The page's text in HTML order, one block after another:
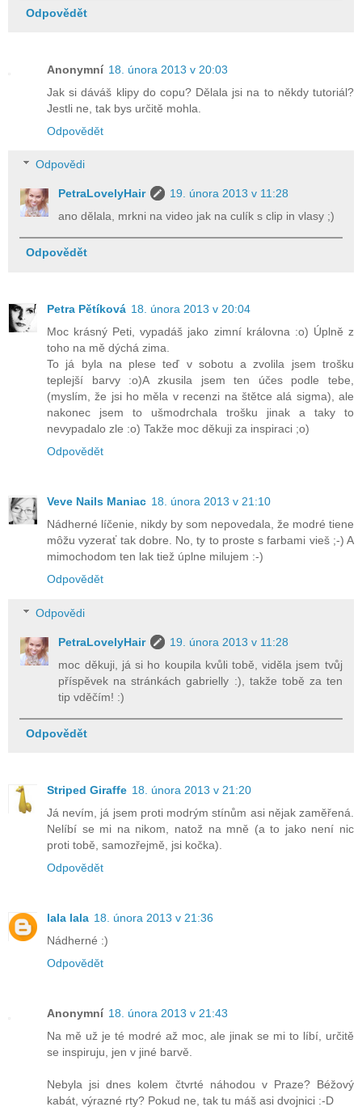
Odpovědět
Anonymní 18. února 2013 v 20:03
Jak si dáváš klipy do copu? Dělala jsi na to někdy tutoriál?
Jestli ne, tak bys určitě mohla.
Odpovědět
Odpovědi
PetraLovelyHair
19. února 2013 v 11:28
ano dělala, mrkni na video jak na culík s clip in vlasy ;)
Odpovědět
Petra Pětíková 18. února 2013 v 20:04
Moc krásný Peti, vypadáš jako zimní královna :o) Úplně z
toho na mě dýchá zima.
To já byla na plese teď v sobotu a zvolila jsem trošku
teplejší barvy :o)A zkusila jsem ten účes podle tebe,
(myslím, že jsi ho měla v recenzi na štětce alá sigma), ale
nakonec jsem to ušmodrchala trošku jinak a taky to
nevypadalo zle :o) Takže moc děkuji za inspiraci ;o)
Odpovědět
Veve Nails Maniac 18. února 2013 v 21:10
Nádherné líčenie, nikdy by som nepovedala, že modré tiene
môžu vyzerať tak dobre. No, ty to proste s farbami vieš ;-) A
mimochodom ten lak tiež úplne milujem :-)
Odpovědět
Odpovědi
PetraLovelyHair
19. února 2013 v 11:28
moc děkuji, já si ho koupila kvůli tobě, viděla jsem tvůj
příspěvek na stránkách gabrielly :), takže tobě za ten
tip vděčím! :)
Odpovědět
Striped Giraffe 18. února 2013 v 21:20
Já nevím, já jsem proti modrým stínům asi nějak zaměřená.
Nelíbí se mi na nikom, natož na mně (a to jako není nic
proti tobě, samozřejmě, jsi kočka).
Odpovědět
lala lala 18. února 2013 v 21:36
Nádherné :)
Odpovědět
Anonymní 18. února 2013 v 21:43
Na mě už je té modré až moc, ale jinak se mi to líbí, určitě
se inspiruju, jen v jiné barvě.
Nebyla jsi dnes kolem čtvrté náhodou v Praze? Béžový
kabát, výrazné rty? Pokud ne, tak tu máš asi dvojnici :-D